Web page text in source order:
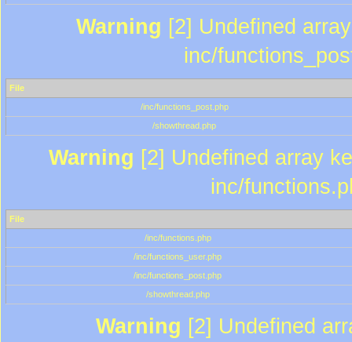
Warning [2] Undefined
inc/
File
/inc/functions_post.php
/showthread.php
Warning [2] Undefined array
inc/
File
/inc/functions.php
/inc/functions_user.php
/inc/functions_post.php
/showthread.php
Warning [2] Undefined